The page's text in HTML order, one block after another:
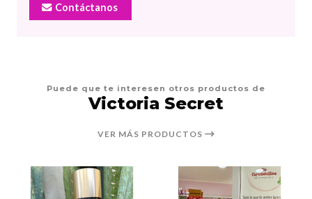
Contáctanos
Puede que te interesen otros productos de
Victoria Secret
VER MÁS PRODUCTOS